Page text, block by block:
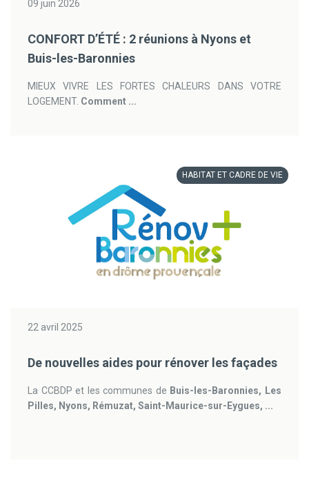
09 juin 2026
CONFORT D’ÉTÉ : 2 réunions à Nyons et
Buis-les-Baronnies
MIEUX VIVRE LES FORTES CHALEURS DANS VOTRE
LOGEMENT. Comment ...
HABITAT ET CADRE DE VIE
22 avril 2025
De nouvelles aides pour rénover les façades
La CCBDP et les communes de Buis-les-Baronnies, Les
Pilles, Nyons, Rémuzat, Saint-Maurice-sur-Eygues, ...